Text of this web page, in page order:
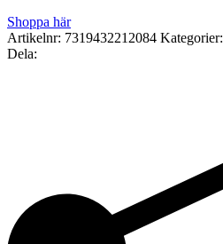
Shoppa här
Artikelnr: 7319432212084 Kategorier:
Dela: